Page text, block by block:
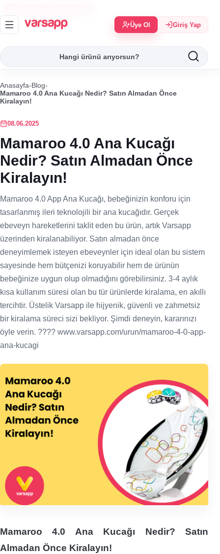
Üye Ol Giriş Yap
Anasayfa-Blog-
Mamaroo 4.0 Ana Kucağı Nedir? Satın Almadan Önce
Kiralayın!
08.06.2025
Mamaroo 4.0 Ana Kucağı
Nedir? Satın Almadan Önce
Kiralayın!
Mamaroo 4.0 App Ana Kucağı, bebeğinizin konforu için
tasarlanmış ileri teknolojili bir ana kucağıdır. Gerçek
ebeveyn hareketlerini taklit eden bu ürün, artık Varsapp
üzerinden kiralanabiliyor. Satın almadan önce
deneyimlemek isteyen ebeveynler için ideal olan bu sistem
sayesinde hem bütçenizi koruyabilir hem de ürünün
bebeğinize uygun olup olmadığını görebilirsiniz. 3-4 aylık
kısa kullanım süresi olan bu tür ürünlerde kiralama, en akıllı
tercihtir. Üstelik Varsapp ile hijyenik, güvenli ve zahmetsiz
bir kiralama süreci sizi bekliyor. Şimdi deneyin, kararınızı
öyle verin. ???? www.varsapp.com/urun/mamaroo-4-0-app-
ana-kucagi
Mamaroo 4.0 Ana Kucağı Nedir? Satın
Almadan Önce Kiralayın!